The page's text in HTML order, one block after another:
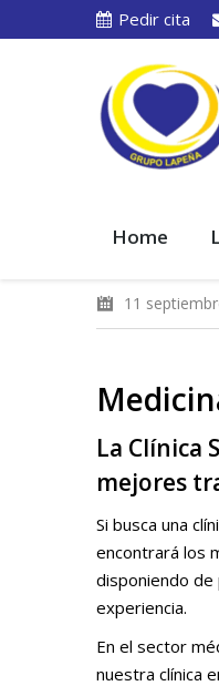
Pedir cita
Home
11
La Clínica
mejores
Si busca una
encontrará los
disponiendo
experiencia.
En el sector
nuestra clínica